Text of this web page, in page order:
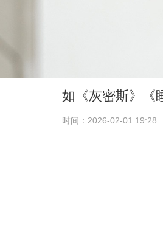
如《灰密斯》《
时间：2026-02-01 19:28